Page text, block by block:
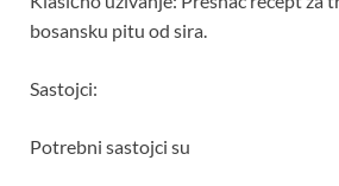
bosansku pitu od sira.
Sastojci:
Potrebni sastojci su